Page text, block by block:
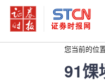
您当前的位置
91馃